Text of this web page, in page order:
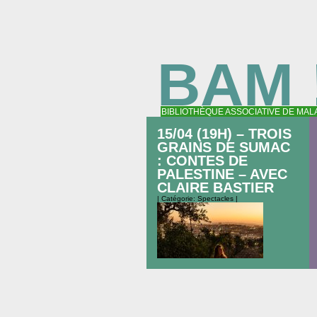
BAM
BIBLIOTHÈQUE ASSOCIATIVE DE
15/04 (19H) – TROIS
GRAINS DE SUMAC
: CONTES DE
PALESTINE – AVEC
CLAIRE BASTIER
| Catégorie: Spectacles |